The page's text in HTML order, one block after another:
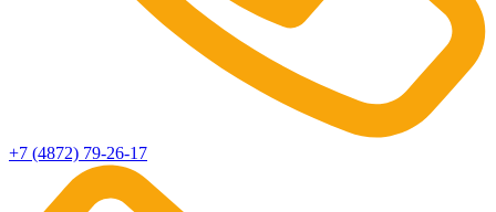
+7 (4872) 79-26-17